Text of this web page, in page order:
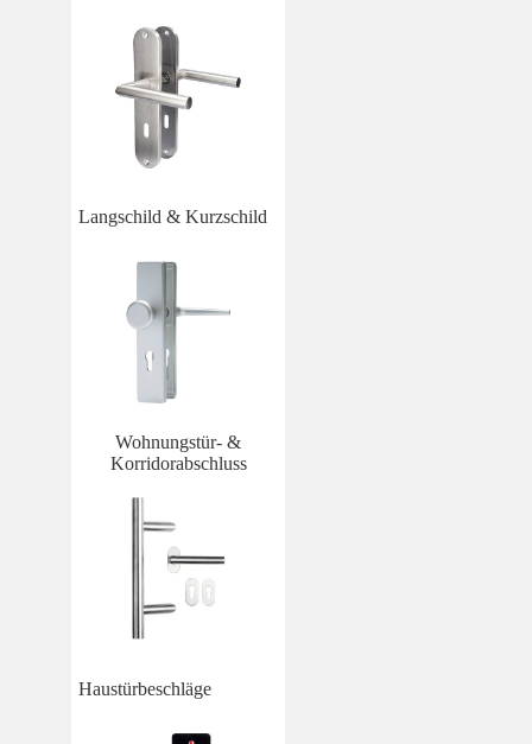
Langschild & Kurzschild
Wohnungstür- &
Korridorabschluss
Haustürbeschläge